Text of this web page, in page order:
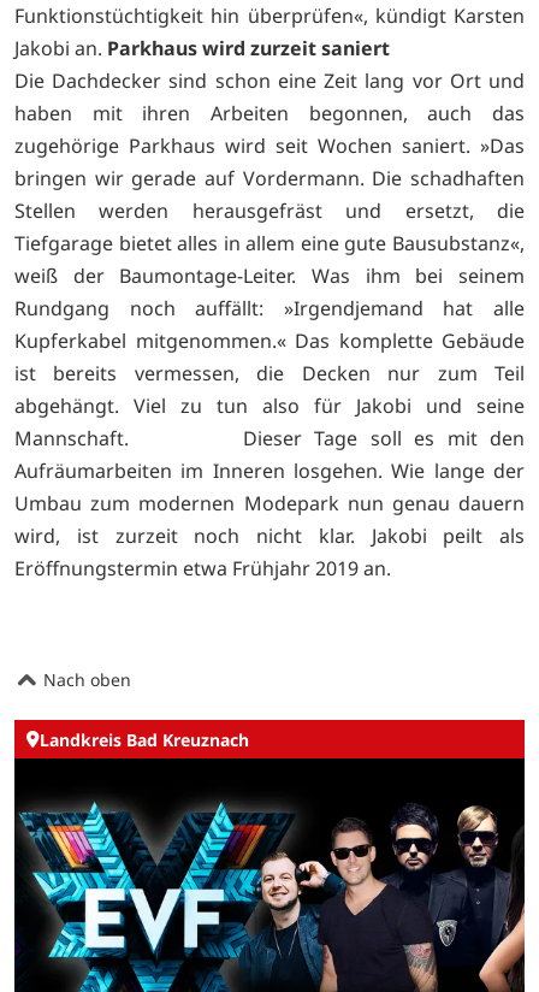
Funktionstüchtigkeit hin überprüfen«, kündigt Karsten
Jakobi an. Parkhaus wird zurzeit saniert
Die Dachdecker sind schon eine Zeit lang vor Ort und
haben mit ihren Arbeiten begonnen, auch das
zugehörige Parkhaus wird seit Wochen saniert. »Das
bringen wir gerade auf Vordermann. Die schadhaften
Stellen werden herausgefräst und ersetzt, die
Tiefgarage bietet alles in allem eine gute Bausubstanz«,
weiß der Baumontage-Leiter. Was ihm bei seinem
Rundgang noch auffällt: »Irgendjemand hat alle
Kupferkabel mitgenommen.« Das komplette Gebäude
ist bereits vermessen, die Decken nur zum Teil
abgehängt. Viel zu tun also für Jakobi und seine
Mannschaft.
Dieser Tage soll es mit den
Aufräumarbeiten im Inneren losgehen. Wie lange der
Umbau zum modernen Modepark nun genau dauern
wird, ist zurzeit noch nicht klar. Jakobi peilt als
Eröffnungstermin etwa Frühjahr 2019 an.
Nach oben
Landkreis Bad Kreuznach